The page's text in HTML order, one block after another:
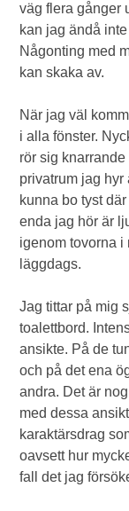
väg flera gånger
kan jag ändå
Någonting med
kan skaka av.
När jag väl
i alla fönster.
rör sig
privatrum jag hyr
kunna bo tyst
enda jag hör är
igenom tovorna i
läggdags.
Jag tittar på mig
toalettbord.
ansikte. På de
och på det ena
andra. Det är
med dessa
karaktärsdrag
oavsett hur
fall det jag